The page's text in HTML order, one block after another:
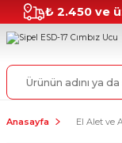
₺ 2.450 ve
Anasayfa El Alet ve